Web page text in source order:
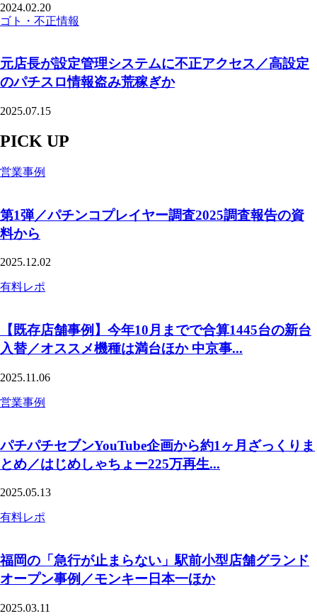
2024.02.20
ゴト・不正情報
元店長が設定管理システムに不正アクセス／高設定
のパチスロ情報盗み荒稼ぎか
2025.07.15
PICK UP
営業事例
第1弾／パチンコプレイヤー調査2025調査報告の資
料から
2025.12.02
有料レポ
【既存店舗事例】今年10月までで合算1445台の新台
入替／オススメ機種は満台ほか 中京事...
2025.11.06
営業事例
パチパチセブンYouTube企画から約1ヶ月ざっくりま
とめ／はじめしゃちょー225万再生...
2025.05.13
有料レポ
福岡の「急行が止まらない」駅前小型店舗グランド
オープン事例／モンキー日本一ほか
2025.03.11